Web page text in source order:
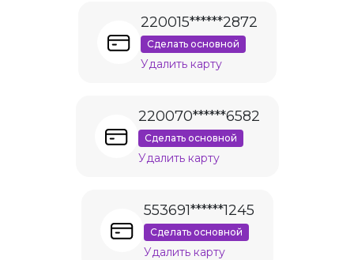
220015******2872
Сделать основной
Удалить карту
220070******6582
Сделать основной
Удалить карту
553691******1245
Сделать основной
Удалить карту